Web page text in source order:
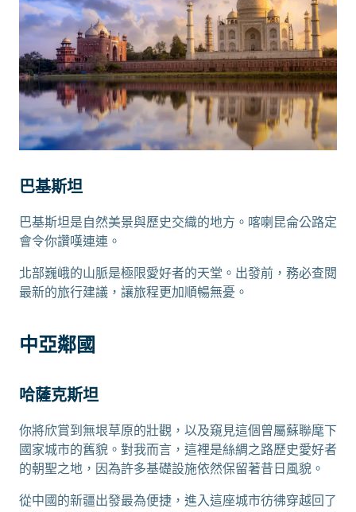
巴基斯坦
巴基斯坦是自然美景與歷史交織的地方。喀喇昆侖公路定
會令你讚嘆連連。
北部巍峨的山脈是極限愛好者的天堂。出發前，務必查閱
最新的旅行建議，讓旅程更加順暢無憂。
中亞鄰國
哈薩克斯坦
你將欣賞到無垠草原的壯觀，以及窺見這個曾屬蘇聯麾下
國家城市的舊貌。對我而言，這裡是絲綢之路歷史愛好者
的朝聖之地，因為許多基礎設施依然保留著昔日風貌。
從中國的新疆出發最為便捷，進入這座城市彷彿穿越回了